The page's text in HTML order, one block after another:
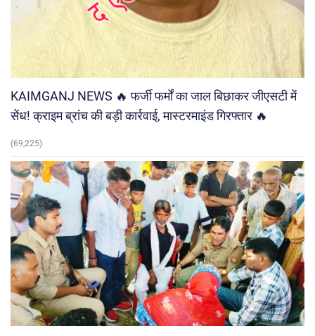
KAIMGANJ NEWS 🔥 फर्जी फर्मों का जाल बिछाकर जीएसटी में
सेंध! क्राइम ब्रांच की बड़ी कार्रवाई, मास्टरमाइंड गिरफ्तार 🔥
(69,225)